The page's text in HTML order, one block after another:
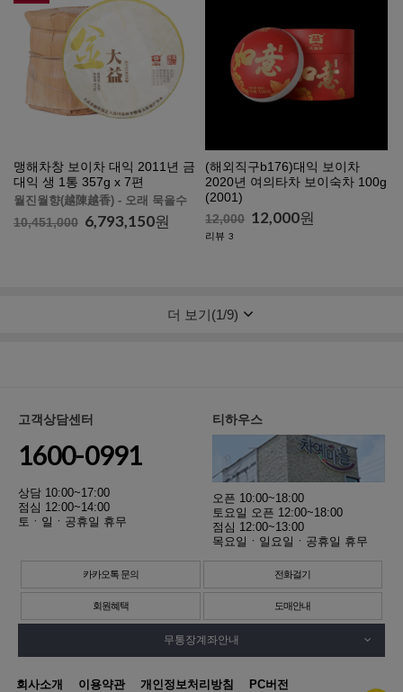
맹해차창 보이차 대익 2011년 금
대익 생 1통 357g x 7편
월진월향(越陳越香) - 오래 묵을수
록 향이 깊고 맛있어집니다.
10,451,000 6,793,150원
(해외직구b176)대익 보이차
2020년 여의타차 보이숙차 100g
(2001)
12,000 12,000원
리뷰 3
더 보기(1/9)
고객상담센터
1600-0991
상담 10:00~17:00
점심 12:00~14:00
토ㆍ일ㆍ공휴일 휴무
티하우스
오픈 10:00~18:00
토요일 오픈 12:00~18:00
점심 12:00~13:00
목요일ㆍ일요일ㆍ공휴일 휴무
카카오톡 문의 전화걸기
회원혜택 도매안내
무통장계좌안내
회사소개 이용약관 개인정보처리방침 PC버전